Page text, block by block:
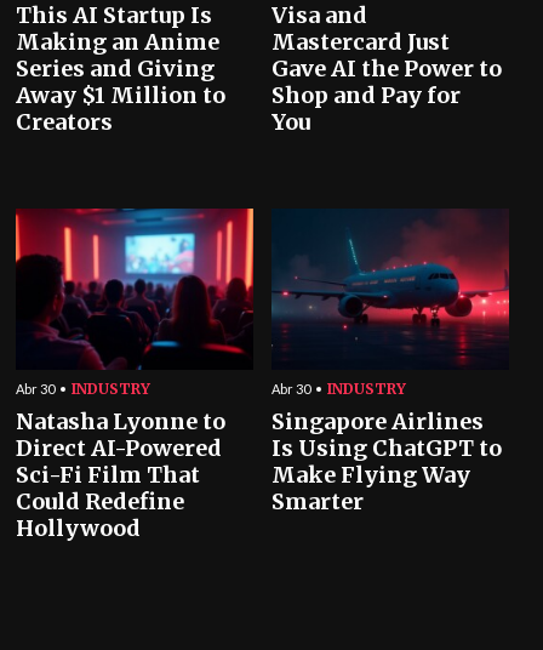
This AI Startup Is
Making an Anime
Series and Giving
Away $1 Million to
Creators
Visa and
Mastercard Just
Gave AI the Power to
Shop and Pay for
You
Abr 30 INDUSTRY
Natasha Lyonne to
Direct AI-Powered
Sci-Fi Film That
Could Redefine
Hollywood
Abr 30 INDUSTRY
Singapore Airlines
Is Using ChatGPT to
Make Flying Way
Smarter